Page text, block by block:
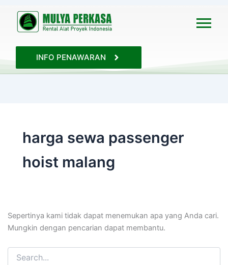
INFO PENAWARAN
harga sewa passenger
hoist malang
Sepertinya kami tidak dapat menemukan apa yang Anda cari.
Mungkin dengan pencarian dapat membantu.
Cari
untuk: